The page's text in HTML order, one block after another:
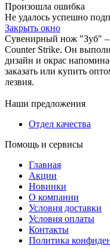
Произошла ошибка
Не удалось успешно
Закрыть окно
Сувенирный нож "Зуб" –
Counter Strike. Он
дизайн и окрас
заказать или купить
лезвия.
Наши предложения
Отдел качества
Помощь и сервисы
Главная
Акции
Новинки
О компании
Условия доставки
Условия оплаты
Контакты
Политика